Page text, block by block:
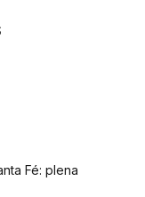
Fé: plena